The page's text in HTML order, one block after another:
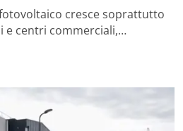
cresce soprattutto
e centri commerciali,…